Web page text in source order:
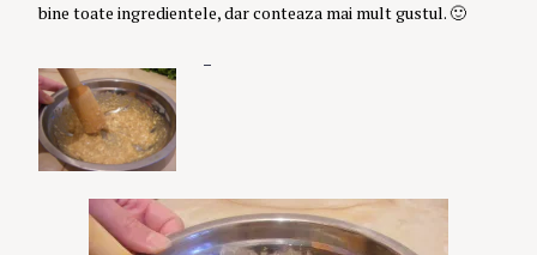
bine toate ingredientele, dar conteaza mai mult gustul. 🙂